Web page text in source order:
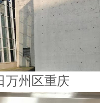
万州区重庆